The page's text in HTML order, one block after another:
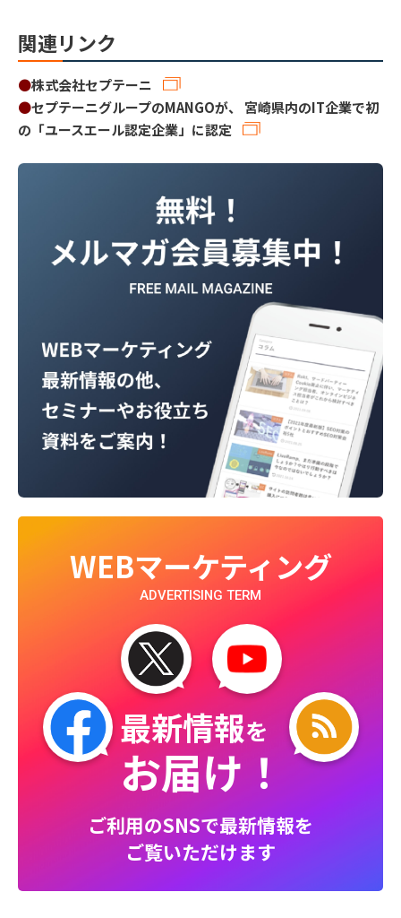
関連リンク
●株式会社セプテーニ
●セプテーニグループのMANGOが、 宮崎県内のIT企業で初
の「ユースエール認定企業」に認定
WEBマーケティング
ADVERTISING TERM
最新情報を
お届け！
ご利用のSNSで最新情報を
ご覧いただけます